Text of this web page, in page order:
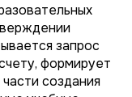
запрос
формирует
создания